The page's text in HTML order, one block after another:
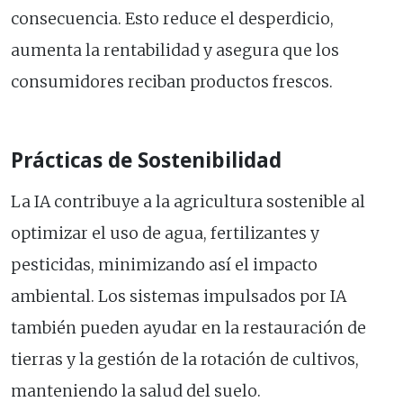
consecuencia. Esto reduce el desperdicio,
aumenta la rentabilidad y asegura que los
consumidores reciban productos frescos.
Prácticas de Sostenibilidad
La IA contribuye a la agricultura sostenible al
optimizar el uso de agua, fertilizantes y
pesticidas, minimizando así el impacto
ambiental. Los sistemas impulsados por IA
también pueden ayudar en la restauración de
tierras y la gestión de la rotación de cultivos,
manteniendo la salud del suelo.